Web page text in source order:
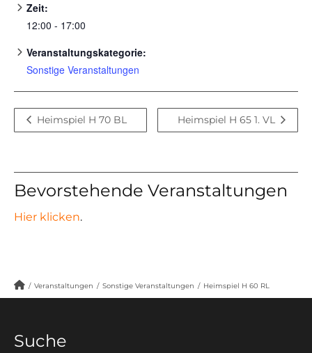
Zeit:
12:00 - 17:00
Veranstaltungskategorie:
Sonstige Veranstaltungen
Heimspiel H 70 BL Heimspiel H 65 1. VL
Bevorstehende Veranstaltungen
Hier klicken.
/ Veranstaltungen / Sonstige Veranstaltungen / Heimspiel H 60 RL
Suche